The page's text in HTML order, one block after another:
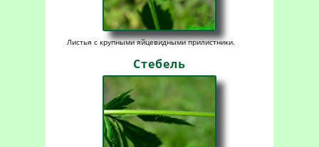
Листья с крупными яйцевидными прилистники.
Стебель